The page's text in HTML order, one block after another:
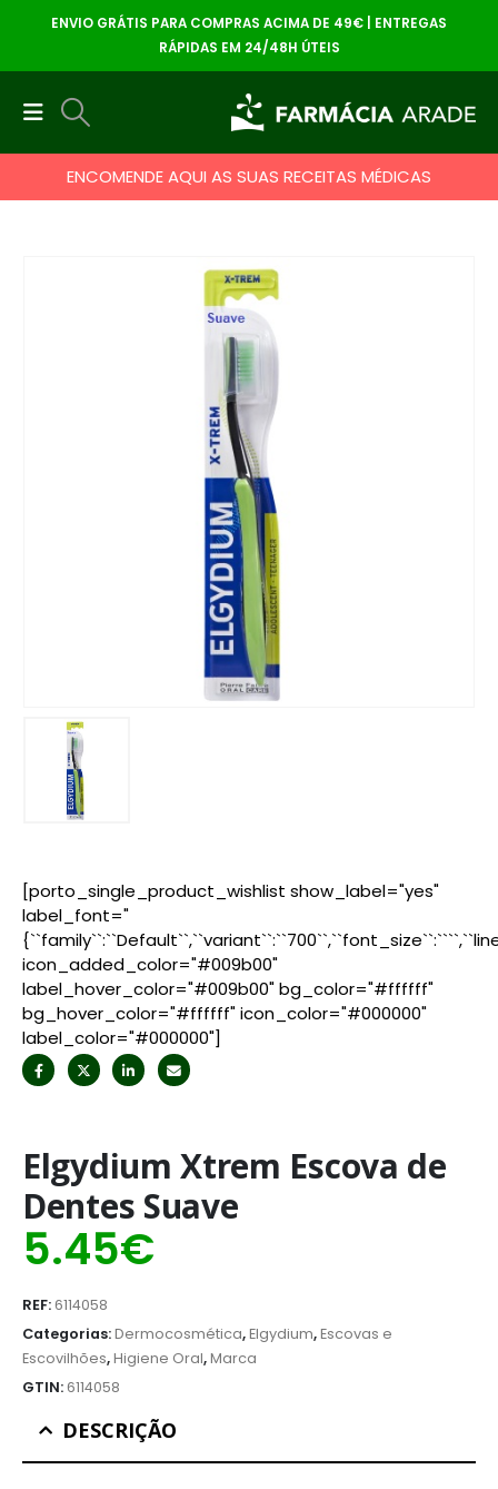
ENVIO GRÁTIS PARA COMPRAS ACIMA DE 49€ | ENTREGAS
RÁPIDAS EM 24/48H ÚTEIS
ENCOMENDE AQUI AS SUAS RECEITAS MÉDICAS
[porto_single_product_wishlist show_label="yes"
label_font="
icon_added_color="#009b00"
label_hover_color="#009b00" bg_color="#ffffff"
bg_hover_color="#ffffff" icon_color="#000000"
label_color="#000000"]
Elgydium Xtrem Escova de
Dentes Suave
5.45€
REF:6114058
Categorias:Dermocosmética,Elgydium,Escovas e
Escovilhões,Higiene Oral,Marca
GTIN:6114058
DESCRIÇÃO